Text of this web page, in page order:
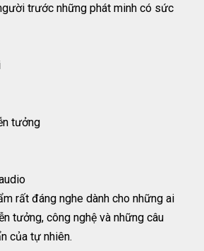
trước những phát minh có sức
tưởng
rất đáng nghe dành cho những ai
tưởng, công nghệ và những câu
của tự nhiên.